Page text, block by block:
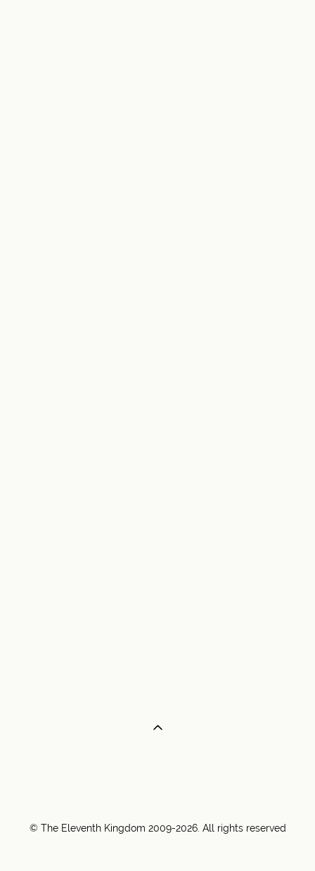
© The Eleventh Kingdom 2009-2026. All rights reserved